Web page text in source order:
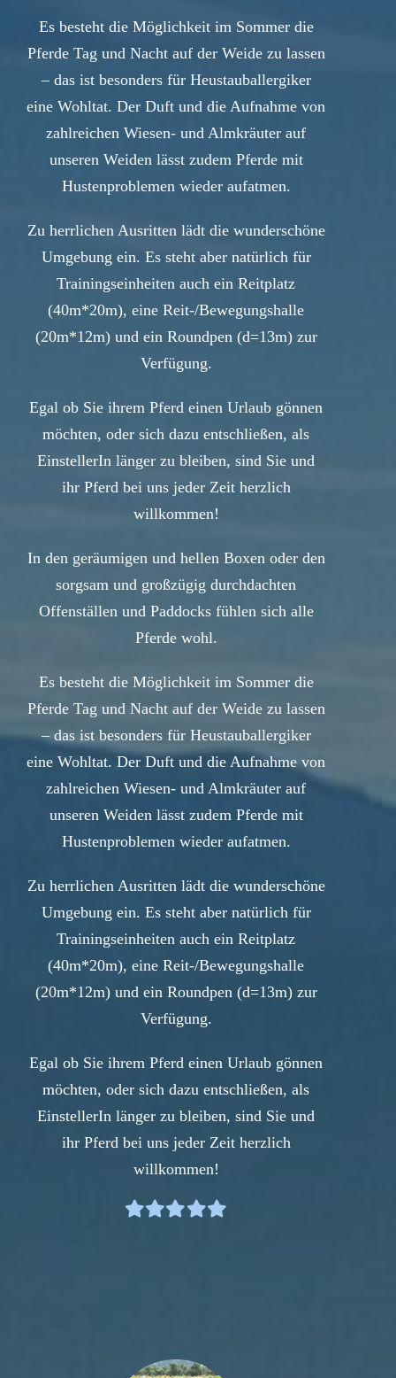
Es besteht die Möglichkeit im Sommer die
Pferde Tag und Nacht auf der Weide zu lassen
– das ist besonders für Heustauballergiker
eine Wohltat. Der Duft und die Aufnahme von
zahlreichen Wiesen- und Almkräuter auf
unseren Weiden lässt zudem Pferde mit
Hustenproblemen wieder aufatmen.
Zu herrlichen Ausritten lädt die wunderschöne
Umgebung ein. Es steht aber natürlich für
Trainingseinheiten auch ein Reitplatz
(40m*20m), eine Reit-/Bewegungshalle
(20m*12m) und ein Roundpen (d=13m) zur
Verfügung.
Egal ob Sie ihrem Pferd einen Urlaub gönnen
möchten, oder sich dazu entschließen, als
EinstellerIn länger zu bleiben, sind Sie und
ihr Pferd bei uns jeder Zeit herzlich
willkommen!
In den geräumigen und hellen Boxen oder den
sorgsam und großzügig durchdachten
Offenställen und Paddocks fühlen sich alle
Pferde wohl.
Es besteht die Möglichkeit im Sommer die
Pferde Tag und Nacht auf der Weide zu lassen
– das ist besonders für Heustauballergiker
eine Wohltat. Der Duft und die Aufnahme von
zahlreichen Wiesen- und Almkräuter auf
unseren Weiden lässt zudem Pferde mit
Hustenproblemen wieder aufatmen.
Zu herrlichen Ausritten lädt die wunderschöne
Umgebung ein. Es steht aber natürlich für
Trainingseinheiten auch ein Reitplatz
(40m*20m), eine Reit-/Bewegungshalle
(20m*12m) und ein Roundpen (d=13m) zur
Verfügung.
Egal ob Sie ihrem Pferd einen Urlaub gönnen
möchten, oder sich dazu entschließen, als
EinstellerIn länger zu bleiben, sind Sie und
ihr Pferd bei uns jeder Zeit herzlich
willkommen!